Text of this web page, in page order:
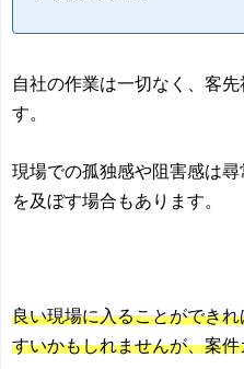
自社の作業は一切なく、客
す。
現場での孤独感や阻害感は
を及ぼす場合もあります。
良い現場に入ることができ
すいかもしれませんが、案